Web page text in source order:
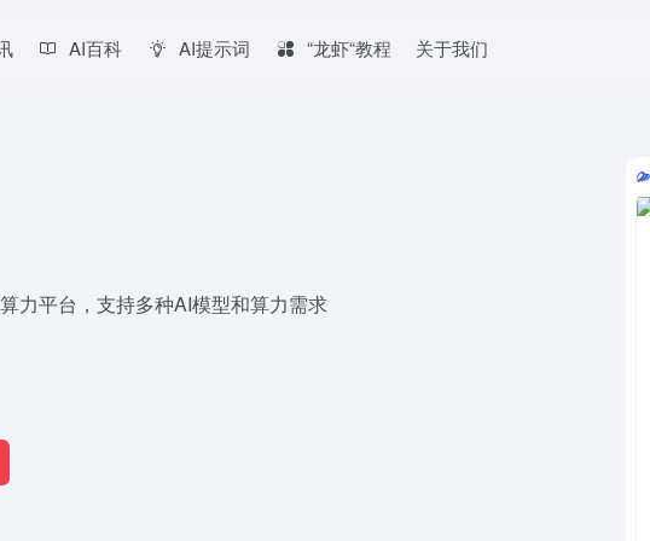
AI百科 AI提示词 “龙虾“教程 关于我们
力平台，支持多种AI模型和算力需求